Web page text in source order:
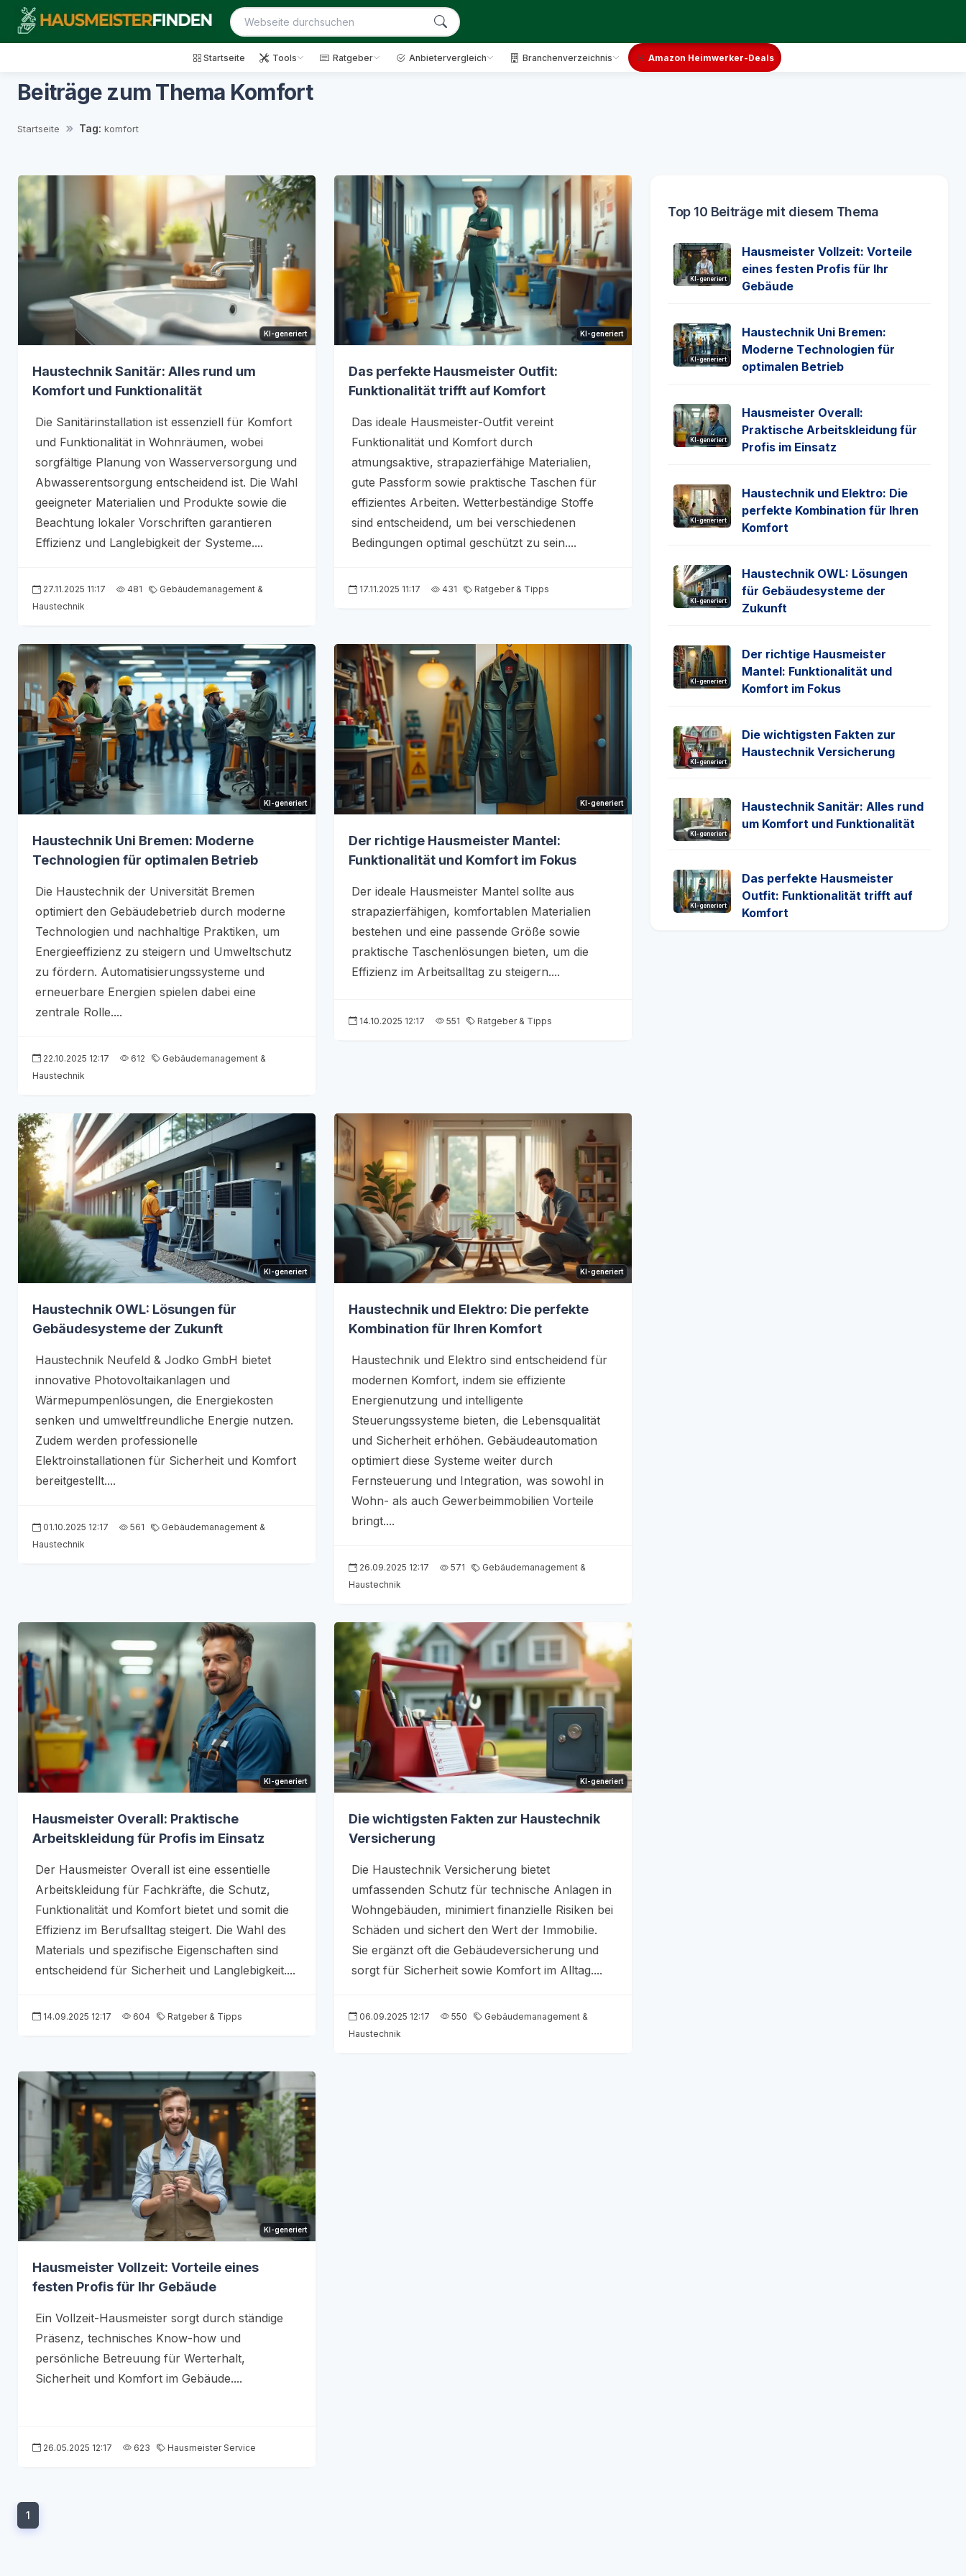
Startseite Tools Ratgeber Anbietervergleich Branchenverzeichnis Amazon Heimwerker-Deals
Beiträge zum Thema Komfort
Startseite Tag: komfort
KI-generiert
Haustechnik Sanitär: Alles rund um
Komfort und Funktionalität
Die Sanitärinstallation ist essenziell für Komfort
und Funktionalität in Wohnräumen, wobei
sorgfältige Planung von Wasserversorgung und
Abwasserentsorgung entscheidend ist. Die Wahl
geeigneter Materialien und Produkte sowie die
Beachtung lokaler Vorschriften garantieren
Effizienz und Langlebigkeit der Systeme....
27.11.2025 11:17 481
Gebäudemanagement &
Haustechnik
KI-generiert
Das perfekte Hausmeister Outfit:
Funktionalität trifft auf Komfort
Das ideale Hausmeister-Outfit vereint
Funktionalität und Komfort durch
atmungsaktive, strapazierfähige Materialien,
gute Passform sowie praktische Taschen für
effizientes Arbeiten. Wetterbeständige Stoffe
sind entscheidend, um bei verschiedenen
Bedingungen optimal geschützt zu sein....
17.11.2025 11:17 431 Ratgeber & Tipps
KI-generiert
Haustechnik Uni Bremen: Moderne
Technologien für optimalen Betrieb
Die Haustechnik der Universität Bremen
optimiert den Gebäudebetrieb durch moderne
Technologien und nachhaltige Praktiken, um
Energieeffizienz zu steigern und Umweltschutz
zu fördern. Automatisierungssysteme und
erneuerbare Energien spielen dabei eine
zentrale Rolle....
22.10.2025 12:17 612
Gebäudemanagement &
Haustechnik
KI-generiert
Der richtige Hausmeister Mantel:
Funktionalität und Komfort im Fokus
Der ideale Hausmeister Mantel sollte aus
strapazierfähigen, komfortablen Materialien
bestehen und eine passende Größe sowie
praktische Taschenlösungen bieten, um die
Effizienz im Arbeitsalltag zu steigern....
14.10.2025 12:17 551 Ratgeber & Tipps
KI-generiert
Haustechnik OWL: Lösungen für
Gebäudesysteme der Zukunft
Haustechnik Neufeld & Jodko GmbH bietet
innovative Photovoltaikanlagen und
Wärmepumpenlösungen, die Energiekosten
senken und umweltfreundliche Energie nutzen.
Zudem werden professionelle
Elektroinstallationen für Sicherheit und Komfort
bereitgestellt....
01.10.2025 12:17 561
Gebäudemanagement &
Haustechnik
KI-generiert
Haustechnik und Elektro: Die perfekte
Kombination für Ihren Komfort
Haustechnik und Elektro sind entscheidend für
modernen Komfort, indem sie effiziente
Energienutzung und intelligente
Steuerungssysteme bieten, die Lebensqualität
und Sicherheit erhöhen. Gebäudeautomation
optimiert diese Systeme weiter durch
Fernsteuerung und Integration, was sowohl in
Wohn- als auch Gewerbeimmobilien Vorteile
bringt....
26.09.2025 12:17 571
Gebäudemanagement &
Haustechnik
KI-generiert
Hausmeister Overall: Praktische
Arbeitskleidung für Profis im Einsatz
Der Hausmeister Overall ist eine essentielle
Arbeitskleidung für Fachkräfte, die Schutz,
Funktionalität und Komfort bietet und somit die
Effizienz im Berufsalltag steigert. Die Wahl des
Materials und spezifische Eigenschaften sind
entscheidend für Sicherheit und Langlebigkeit....
14.09.2025 12:17 604 Ratgeber & Tipps
KI-generiert
Die wichtigsten Fakten zur Haustechnik
Versicherung
Die Haustechnik Versicherung bietet
umfassenden Schutz für technische Anlagen in
Wohngebäuden, minimiert finanzielle Risiken bei
Schäden und sichert den Wert der Immobilie.
Sie ergänzt oft die Gebäudeversicherung und
sorgt für Sicherheit sowie Komfort im Alltag....
06.09.2025 12:17 550
Gebäudemanagement &
Haustechnik
KI-generiert
Hausmeister Vollzeit: Vorteile eines
festen Profis für Ihr Gebäude
Ein Vollzeit-Hausmeister sorgt durch ständige
Präsenz, technisches Know-how und
persönliche Betreuung für Werterhalt,
Sicherheit und Komfort im Gebäude....
26.05.2025 12:17 623 Hausmeister Service
Top 10 Beiträge mit diesem Thema
KI-generiert
Hausmeister Vollzeit: Vorteile
eines festen Profis für Ihr
Gebäude
KI-generiert
Haustechnik Uni Bremen:
Moderne Technologien für
optimalen Betrieb
KI-generiert
Hausmeister Overall:
Praktische Arbeitskleidung für
Profis im Einsatz
KI-generiert
Haustechnik und Elektro: Die
perfekte Kombination für Ihren
Komfort
KI-generiert
Haustechnik OWL: Lösungen
für Gebäudesysteme der
Zukunft
KI-generiert
Der richtige Hausmeister
Mantel: Funktionalität und
Komfort im Fokus
KI-generiert
Die wichtigsten Fakten zur
Haustechnik Versicherung
KI-generiert
Haustechnik Sanitär: Alles rund
um Komfort und Funktionalität
KI-generiert
Das perfekte Hausmeister
Outfit: Funktionalität trifft auf
Komfort
1